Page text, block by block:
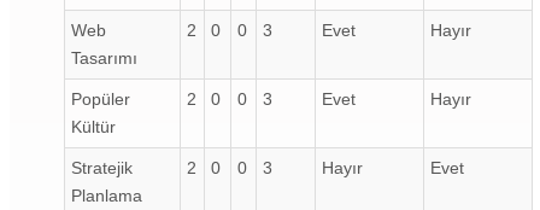
Web
Tasarımı
2 0 0 3 Evet Hayır
Popüler
Kültür
2 0 0 3 Evet Hayır
Stratejik
Planlama
2 0 0 3 Hayır Evet